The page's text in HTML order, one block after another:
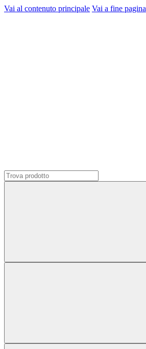
Vai al contenuto principale Vai a fine pagina